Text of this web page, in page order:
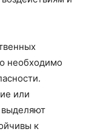
необходимо
или
к